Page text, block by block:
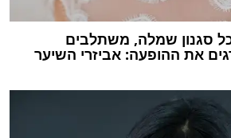
סגנון שמלה, משתלבים
את ההופעה: אביזרי השיער